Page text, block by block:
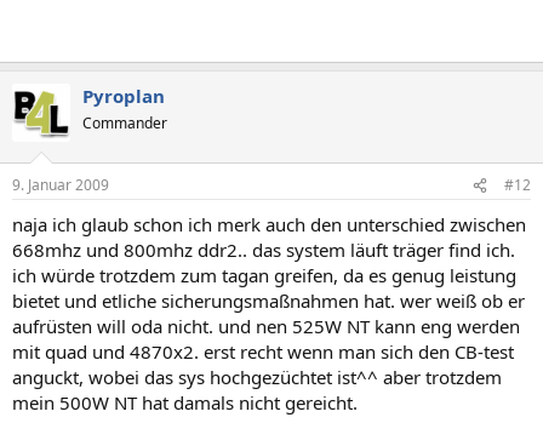
Pyroplan
Commander
9. Januar 2009 #12
naja ich glaub schon ich merk auch den unterschied zwischen
668mhz und 800mhz ddr2.. das system läuft träger find ich.
ich würde trotzdem zum tagan greifen, da es genug leistung
bietet und etliche sicherungsmaßnahmen hat. wer weiß ob er
aufrüsten will oda nicht. und nen 525W NT kann eng werden
mit quad und 4870x2. erst recht wenn man sich den CB-test
anguckt, wobei das sys hochgezüchtet ist^^ aber trotzdem
mein 500W NT hat damals nicht gereicht.